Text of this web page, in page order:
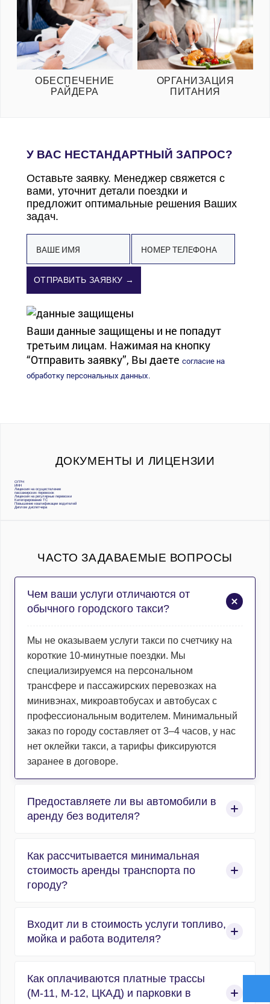
ОБЕСПЕЧЕНИЕ
РАЙДЕРА
ОРГАНИЗАЦИЯ
ПИТАНИЯ
У ВАС НЕСТАНДАРТНЫЙ ЗАПРОС?
Оставьте заявку. Менеджер свяжется с
вами, уточнит детали поездки и
предложит оптимальные решения Ваших
задач.
ОТПРАВИТЬ ЗАЯВКУ →
Ваши данные защищены и не попадут
третьим лицам. Нажимая на кнопку
“Отправить заявку”, Вы даете согласие на
обработку персональных данных.
ДОКУМЕНТЫ И ЛИЦЕНЗИИ
ОГРН
ИНН
Лицензия на осуществление
пассажирских перевозок
Лицензия на регулярные перевозки
Категорирование ТС
Повышение квалификации водителей
Диплом диспетчера
ЧАСТО ЗАДАВАЕМЫЕ ВОПРОСЫ
Чем ваши услуги отличаются от
обычного городского такси?
Мы не оказываем услуги такси по счетчику на
короткие 10-минутные поездки. Мы
специализируемся на персональном
трансфере и пассажирских перевозках на
минивэнах, микроавтобусах и автобусах с
профессиональным водителем. Минимальный
заказ по городу составляет от 3–4 часов, у нас
нет оклейки такси, а тарифы фиксируются
заранее в договоре.
Предоставляете ли вы автомобили в
аренду без водителя?
организованных пассажирских перевозок, и
абсолютно весь автотранспорт
предоставляется с профессиональным
водителя.
Как рассчитывается минимальная
стоимость аренды транспорта по
городу?
стандартизированной формуле «часы работы +
1 час подачи». Минимальный заказ – 4 часа, в
часов, все зависит от маршрута и
рассчитывается индивидуально. Час подачи
Входит ли в стоимость услуги топливо,
мойка и работа водителя?
(ГСМ), предрейсовая мойка и химчистка кузова
и салона, а также оплата работы
Как оплачиваются платные трассы
(М-11, М-12, ЦКАД) и парковки в